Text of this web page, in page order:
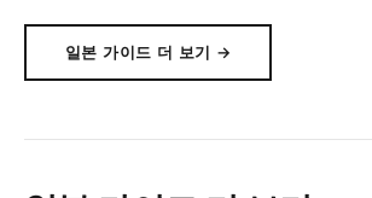
일본 가이드 더 보기 →